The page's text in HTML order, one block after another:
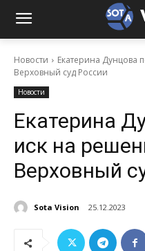
Новости
Екатерина Дунцова
Верховный суд России
Новости
Екатерина
иск на
Верховный
Sota Vision 25.12.2023